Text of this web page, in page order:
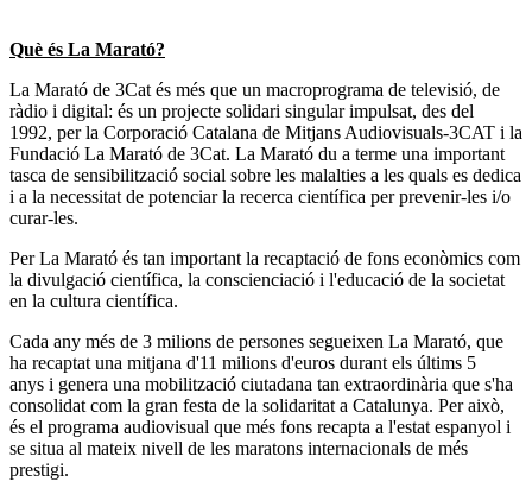
Què és La Marató?
La Marató de 3Cat és més que un macroprograma de televisió, de
ràdio i digital: és un projecte solidari singular impulsat, des del
1992, per la Corporació Catalana de Mitjans Audiovisuals-3CAT i la
Fundació La Marató de 3Cat. La Marató du a terme una important
tasca de sensibilització social sobre les malalties a les quals es dedica
i a la necessitat de potenciar la recerca científica per prevenir-les i/o
curar-les.
Per La Marató és tan important la recaptació de fons econòmics com
la divulgació científica, la conscienciació i l'educació de la societat
en la cultura científica.
Cada any més de 3 milions de persones segueixen La Marató, que
ha recaptat una mitjana d'11 milions d'euros durant els últims 5
anys i genera una mobilització ciutadana tan extraordinària que s'ha
consolidat com la gran festa de la solidaritat a Catalunya. Per això,
és el programa audiovisual que més fons recapta a l'estat espanyol i
se situa al mateix nivell de les maratons internacionals de més
prestigi.